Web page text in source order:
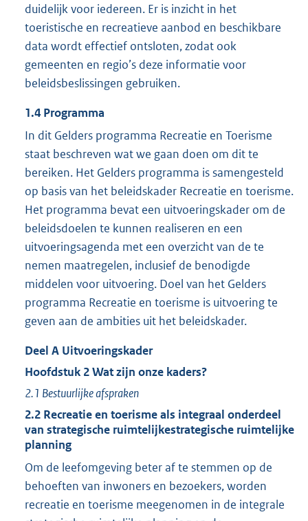
duidelijk voor iedereen. Er is inzicht in het
toeristische en recreatieve aanbod en beschikbare
data wordt effectief ontsloten, zodat ook
gemeenten en regio’s deze informatie voor
beleidsbeslissingen gebruiken.
1.4 Programma
In dit Gelders programma Recreatie en Toerisme
staat beschreven wat we gaan doen om dit te
bereiken. Het Gelders programma is samengesteld
op basis van het beleidskader Recreatie en toerisme.
Het programma bevat een uitvoeringskader om de
beleidsdoelen te kunnen realiseren en een
uitvoeringsagenda met een overzicht van de te
nemen maatregelen, inclusief de benodigde
middelen voor uitvoering. Doel van het Gelders
programma Recreatie en toerisme is uitvoering te
geven aan de ambities uit het beleidskader.
Deel A Uitvoeringskader
Hoofdstuk 2Wat zijn onze kaders?
2.1 Bestuurlijke afspraken
2.2 Recreatie en toerisme als integraal onderdeel
van strategische ruimtelijkestrategische ruimtelijke
planning
Om de leefomgeving beter af te stemmen op de
behoeften van inwoners en bezoekers, worden
recreatie en toerisme meegenomen in de integrale